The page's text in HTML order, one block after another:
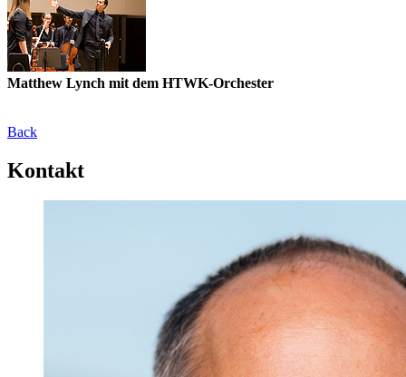
Matthew Lynch mit dem HTWK-Orchester
Back
Kontakt